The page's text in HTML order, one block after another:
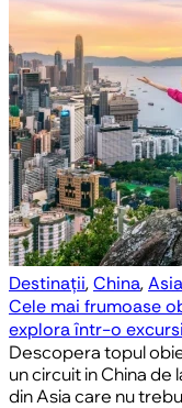
Destinații,China,Asia
Cele mai frumoase
explora într-o
Descopera topul
un circuit in China de
din Asia care nu